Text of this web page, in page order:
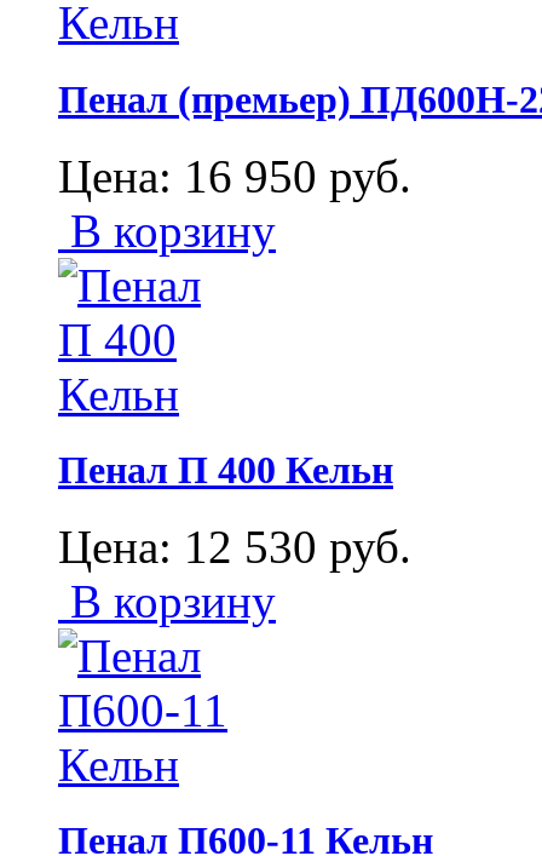
Пенал (премьер) ПД600Н-
Цена: 16 950 руб.
В корзину
Пенал П 400 Кельн
Цена: 12 530 руб.
В корзину
Пенал П600-11 Кельн